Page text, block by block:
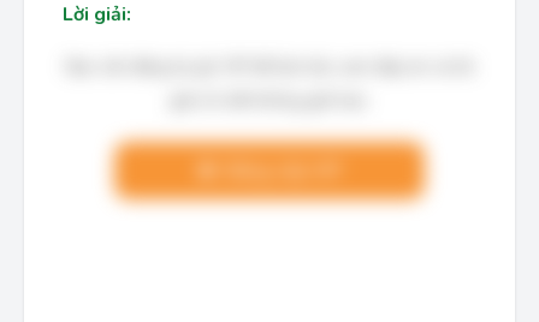
Lời giải: